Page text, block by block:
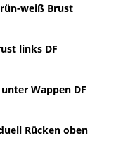
weiß Brust
links DF
Wappen DF
Rücken oben